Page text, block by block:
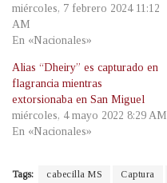
miércoles, 7 febrero 2024 11:12
AM
En «Nacionales»
Alias “Dheiry” es capturado en
flagrancia mientras
extorsionaba en San Miguel
miércoles, 4 mayo 2022 8:29 AM
En «Nacionales»
Tags: cabecilla MS Captura